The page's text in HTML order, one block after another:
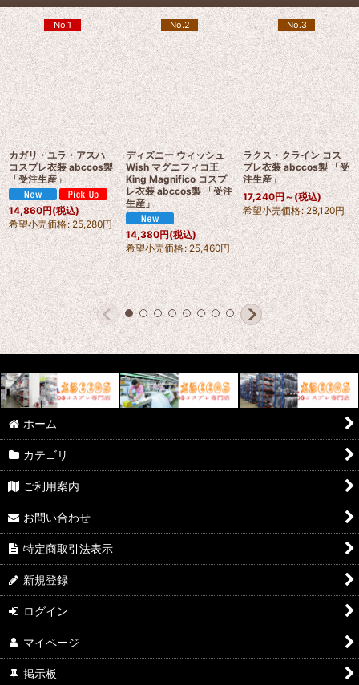
No.1
カガリ・ユラ・アスハ
コスプレ衣装 abccos製
「受注生産」
14,860円(税込)
希望小売価格: 25,280円
No.2
ディズニー ウィッシュ
Wish マグニフィコ王
King Magnifico コスプ
レ衣装 abccos製 「受注
生産」
14,380円(税込)
希望小売価格: 25,460円
No.3
ラクス・クライン コス
プレ衣装 abccos製 「受
注生産」
17,240円～(税込)
希望小売価格: 28,120円
ホーム
カテゴリ
ご利用案内
お問い合わせ
特定商取引法表示
新規登録
ログイン
マイページ
掲示板